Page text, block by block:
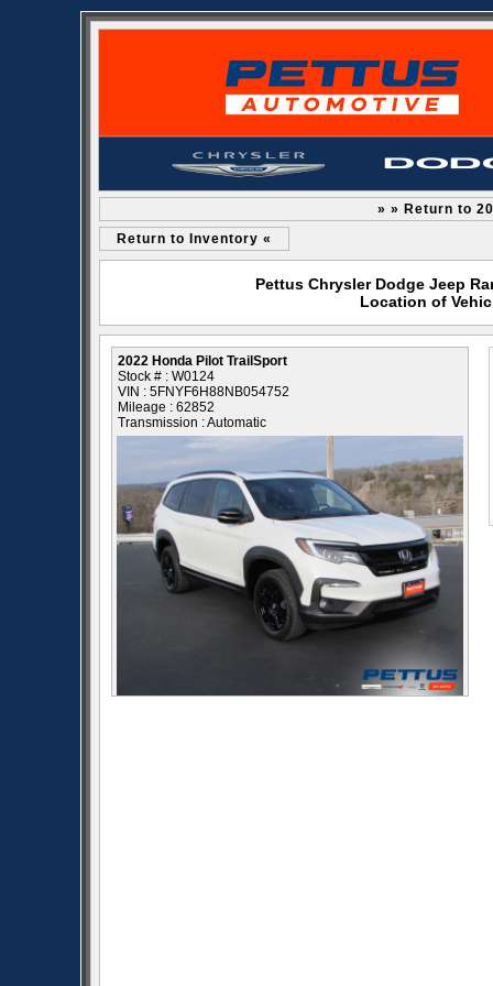
» » Return to
Return to Inventory «
Pettus Chrysler Dodge Jeep
Location of
2022 Honda Pilot TrailSport
Stock # : W0124
VIN : 5FNYF6H88NB054752
Mileage : 62852
Transmission : Automatic